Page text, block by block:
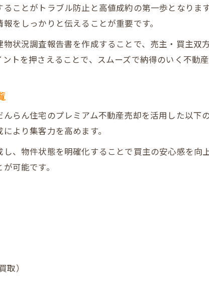
敗しない不動産売却のコツとは何か
不動産売却で陥りやすい失敗パターン一覧
売却を成功に導くための準備ステップ
不動産売却時に気をつけたいトラブル回避法
レミアム売却で叶える笑顔の取引体験
プレミアム不動産売却の流れと特徴まとめ
売却後も安心できるサポート体制とは
笑顔あふれる不動産売却体験者の声
一級建築士による調査報告書の安心感
ことがトラブル防止と高値成約の第一歩となりま
をしっかりと伝えることが重要です。
状況調査報告書を作成することで、売主・買主
トを押さえることで、スムーズで納得のいく不動
らん住宅のプレミアム不動産売却を活用した以下
より集客力を高めます。
、物件状態を明確化することで買主の安心感を向
可能です。
）